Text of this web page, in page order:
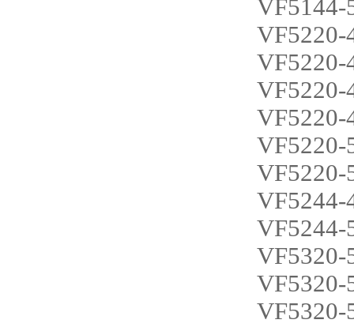
VF5144-
VF5220-
VF5220-
VF5220-
VF5220-
VF5220-
VF5220-
VF5244-
VF5244-
VF5320-
VF5320-
VF5320-